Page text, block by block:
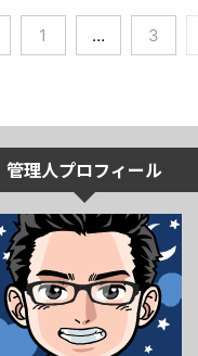
1 … 3
管理人プロフィール